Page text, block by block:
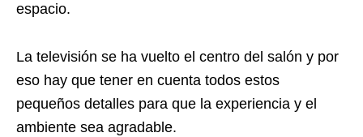
espacio.
La televisión se ha vuelto el centro del salón y por
eso hay que tener en cuenta todos estos
pequeños detalles para que la experiencia y el
ambiente sea agradable.